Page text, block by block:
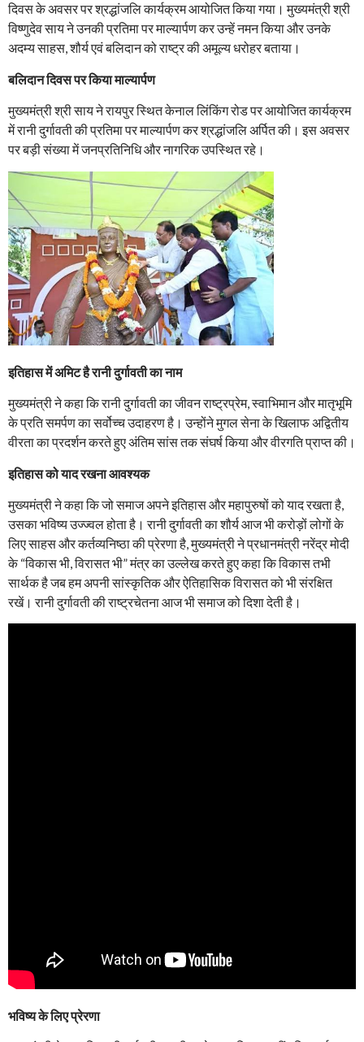
दिवस के अवसर पर श्रद्धांजलि कार्यक्रम आयोजित किया गया। मुख्यमंत्री श्री
विष्णुदेव साय ने उनकी प्रतिमा पर माल्यार्पण कर उन्हें नमन किया और उनके
अदम्य साहस, शौर्य एवं बलिदान को राष्ट्र की अमूल्य धरोहर बताया।
बलिदान दिवस पर किया माल्यार्पण
मुख्यमंत्री श्री साय ने रायपुर स्थित केनाल लिंकिंग रोड पर आयोजित कार्यक्रम
में रानी दुर्गावती की प्रतिमा पर माल्यार्पण कर श्रद्धांजलि अर्पित की। इस अवसर
पर बड़ी संख्या में जनप्रतिनिधि और नागरिक उपस्थित रहे।
इतिहास में अमिट है रानी दुर्गावती का नाम
मुख्यमंत्री ने कहा कि रानी दुर्गावती का जीवन राष्ट्रप्रेम, स्वाभिमान और मातृभूमि
के प्रति समर्पण का सर्वोच्च उदाहरण है। उन्होंने मुगल सेना के खिलाफ अद्वितीय
वीरता का प्रदर्शन करते हुए अंतिम सांस तक संघर्ष किया और वीरगति प्राप्त की।
इतिहास को याद रखना आवश्यक
मुख्यमंत्री ने कहा कि जो समाज अपने इतिहास और महापुरुषों को याद रखता है,
उसका भविष्य उज्ज्वल होता है। रानी दुर्गावती का शौर्य आज भी करोड़ों लोगों के
लिए साहस और कर्तव्यनिष्ठा की प्रेरणा है, मुख्यमंत्री ने प्रधानमंत्री नरेंद्र मोदी
के “विकास भी, विरासत भी” मंत्र का उल्लेख करते हुए कहा कि विकास तभी
सार्थक है जब हम अपनी सांस्कृतिक और ऐतिहासिक विरासत को भी संरक्षित
रखें। रानी दुर्गावती की राष्ट्रचेतना आज भी समाज को दिशा देती है।
भविष्य के लिए प्रेरणा